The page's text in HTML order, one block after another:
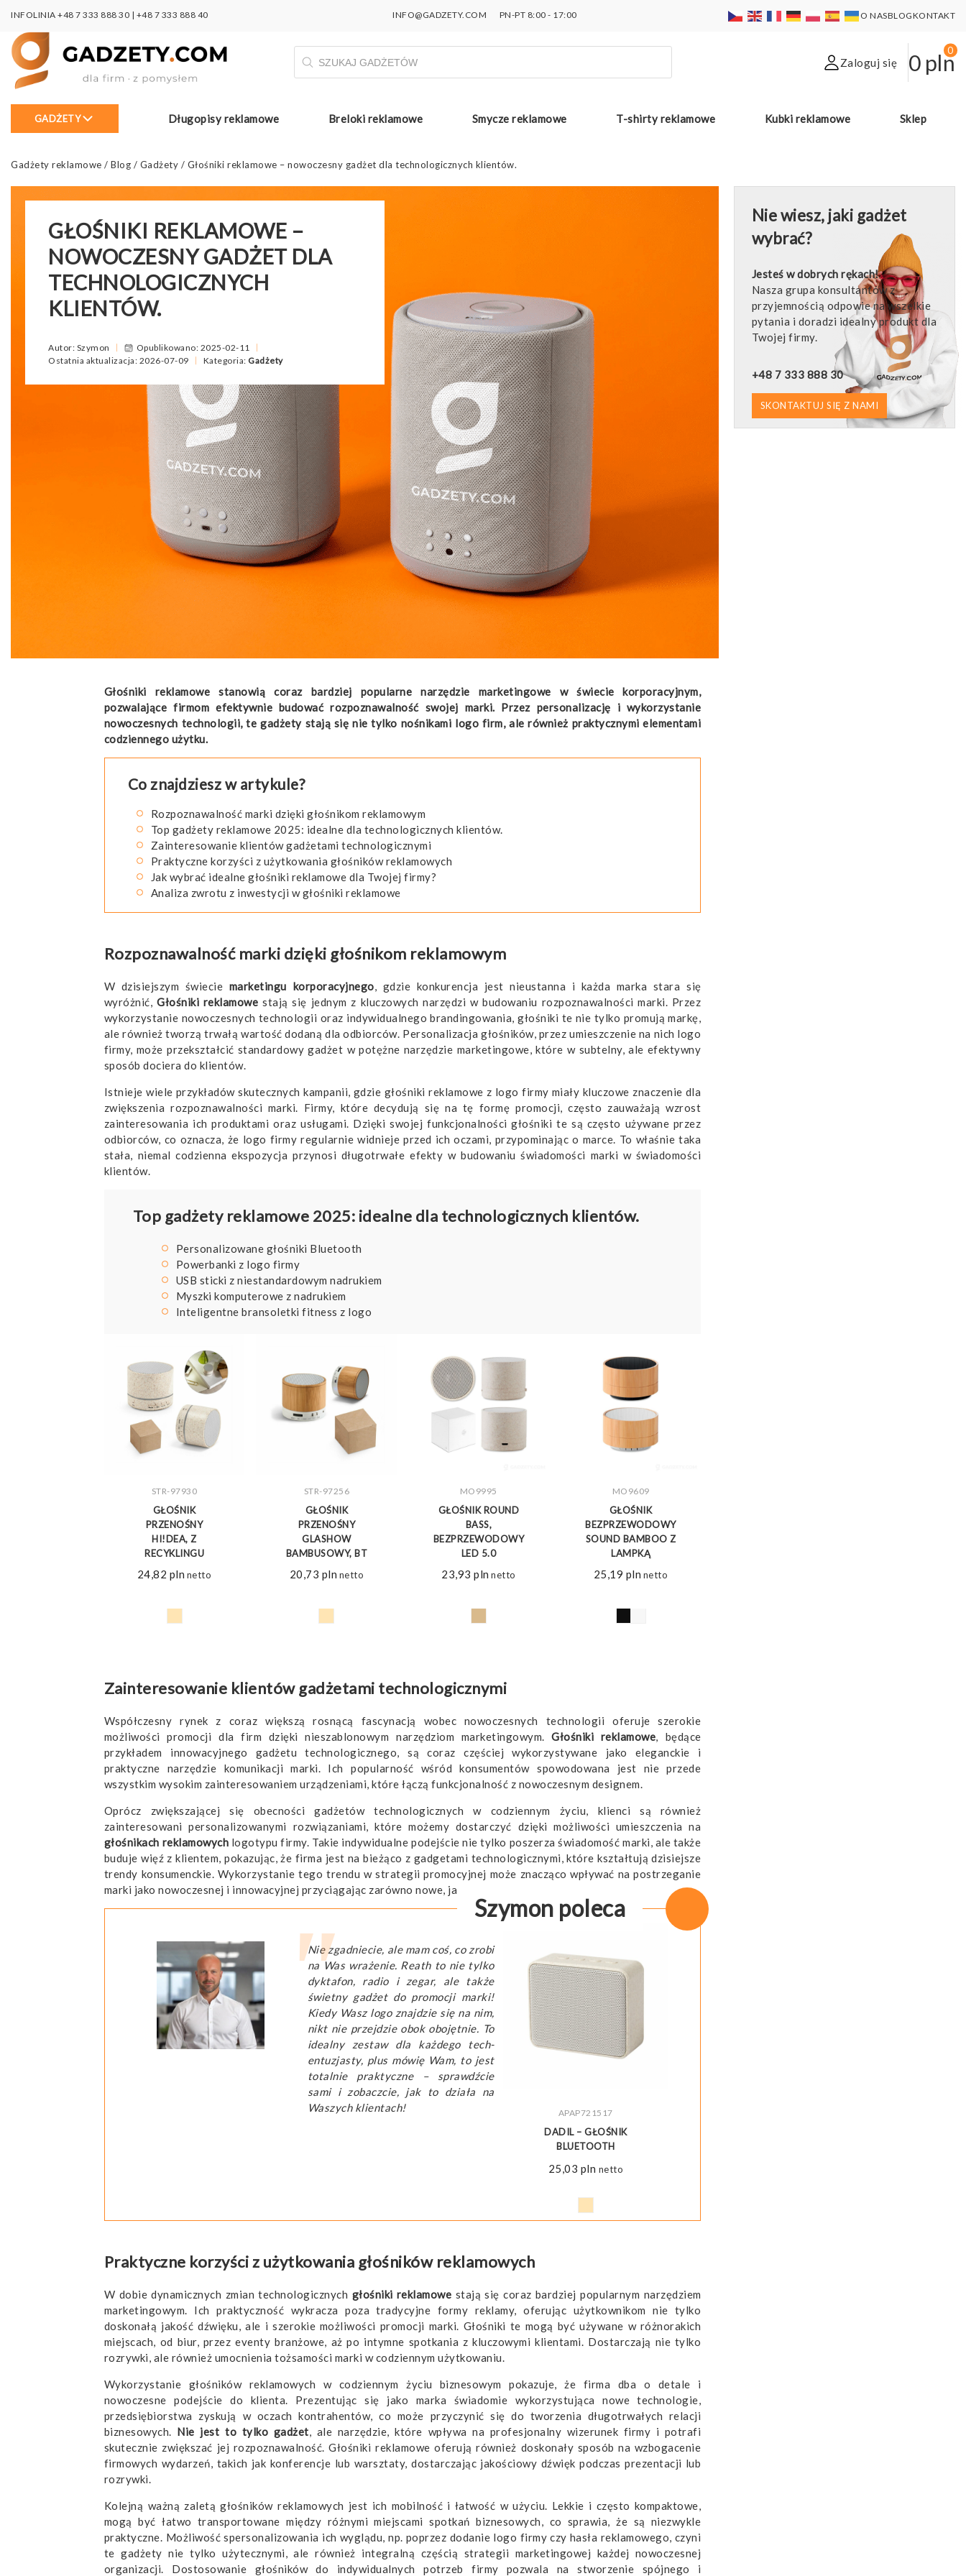
INFOLINIA +48 7 333 888 30 | +48 7 333 888 40 INFO@GADZETY.COM PN-PT 8:00 - 17:00 O NASBLOGKONTAKT
Wyszukiwarka
produktów
Zaloguj się 0 pln
0
GADŻETY Długopisy reklamowe Breloki reklamowe Smycze reklamowe T-shirty reklamowe Kubki reklamowe Sklep
Gadżety reklamowe / Blog / Gadżety / Głośniki reklamowe – nowoczesny gadżet dla technologicznych klientów.
GŁOŚNIKI REKLAMOWE –
NOWOCZESNY GADŻET DLA
TECHNOLOGICZNYCH
KLIENTÓW.
Autor: Szymon
Opublikowano: 2025-02-11
Ostatnia aktualizacja: 2026-07-09
Kategoria: Gadżety
Głośniki reklamowe stanowią coraz bardziej popularne narzędzie marketingowe w świecie korporacyjnym,
pozwalające firmom efektywnie budować rozpoznawalność swojej marki. Przez personalizację i wykorzystanie
nowoczesnych technologii, te gadżety stają się nie tylko nośnikami logo firm, ale również praktycznymi elementami
codziennego użytku.
Co znajdziesz w artykule?
Rozpoznawalność marki dzięki głośnikom reklamowym
Top gadżety reklamowe 2025: idealne dla technologicznych klientów.
Zainteresowanie klientów gadżetami technologicznymi
Praktyczne korzyści z użytkowania głośników reklamowych
Jak wybrać idealne głośniki reklamowe dla Twojej firmy?
Analiza zwrotu z inwestycji w głośniki reklamowe
Rozpoznawalność marki dzięki głośnikom reklamowym
W dzisiejszym świecie marketingu korporacyjnego, gdzie konkurencja jest nieustanna i każda marka stara się
wyróżnić,Głośniki reklamowe stają się jednym z kluczowych narzędzi w budowaniu rozpoznawalności marki. Przez
wykorzystanie nowoczesnych technologii oraz indywidualnego brandingowania, głośniki te nie tylko promują markę,
ale również tworzą trwałą wartość dodaną dla odbiorców. Personalizacja głośników, przez umieszczenie na nich logo
firmy, może przekształcić standardowy gadżet w potężne narzędzie marketingowe, które w subtelny, ale efektywny
sposób dociera do klientów.
Istnieje wiele przykładów skutecznych kampanii, gdzie głośniki reklamowe z logo firmy miały kluczowe znaczenie dla
zwiększenia rozpoznawalności marki. Firmy, które decydują się na tę formę promocji, często zauważają wzrost
zainteresowania ich produktami oraz usługami. Dzięki swojej funkcjonalności głośniki te są często używane przez
odbiorców, co oznacza, że logo firmy regularnie widnieje przed ich oczami, przypominając o marce. To właśnie taka
stała, niemal codzienna ekspozycja przynosi długotrwałe efekty w budowaniu świadomości marki w świadomości
klientów.
Top gadżety reklamowe 2025: idealne dla technologicznych klientów.
Personalizowane głośniki Bluetooth
Powerbanki z logo firmy
USB sticki z niestandardowym nadrukiem
Myszki komputerowe z nadrukiem
Inteligentne bransoletki fitness z logo
ZOBACZ WIĘCEJ
STR-97930
GŁOŚNIK
PRZENOŚNY
HI!DEA, Z
RECYKLINGU
24,82 pln netto
ZOBACZ WIĘCEJ
STR-97256
GŁOŚNIK
PRZENOŚNY
GLASHOW
BAMBUSOWY, BT
20,73 pln netto
ZOBACZ WIĘCEJ
MO9995
GŁOŚNIK ROUND
BASS,
BEZPRZEWODOWY
LED 5.0
23,93pln netto
ZOBACZ WIĘCEJ
MO9609
GŁOŚNIK
BEZPRZEWODOWY
SOUND BAMBOO Z
LAMPKĄ
25,19 pln netto
Zainteresowanie klientów gadżetami technologicznymi
Współczesny rynek z coraz większą rosnącą fascynacją wobec nowoczesnych technologii oferuje szerokie
możliwości promocji dla firm dzięki nieszablonowym narzędziom marketingowym.Głośniki reklamowe, będące
przykładem innowacyjnego gadżetu technologicznego, są coraz częściej wykorzystywane jako eleganckie i
praktyczne narzędzie komunikacji marki. Ich popularność wśród konsumentów spowodowana jest nie przede
wszystkim wysokim zainteresowaniem urządzeniami, które łączą funkcjonalność z nowoczesnym designem.
Oprócz zwiększającej się obecności gadżetów technologicznych w codziennym życiu, klienci są również
zainteresowani personalizowanymi rozwiązaniami, które możemy dostarczyć dzięki możliwości umieszczenia na
głośnikach reklamowych logotypu firmy. Takie indywidualne podejście nie tylko poszerza świadomość marki, ale także
buduje więź z klientem, pokazując, że firma jest na bieżąco z gadgetami technologicznymi, które kształtują dzisiejsze
trendy konsumenckie. Wykorzystanie tego trendu w strategii promocyjnej może znacząco wpływać na postrzeganie
marki jako nowoczesnej i innowacyjnej przyciągając zarówno nowe, jak i lojalne grupy klientów.
Szymon poleca
Nie zgadniecie, ale mam coś, co zrobi
na Was wrażenie. Reath to nie tylko
dyktafon, radio i zegar, ale także
świetny gadżet do promocji marki!
Kiedy Wasz logo znajdzie się na nim,
nikt nie przejdzie obok obojętnie. To
idealny zestaw dla każdego tech-
entuzjasty, plus mówię Wam, to jest
totalnie praktyczne – sprawdźcie
sami i zobaczcie, jak to działa na
Waszych klientach!
ZOBACZ WIĘCEJ
APAP721517
DADIL – GŁOŚNIK
BLUETOOTH
25,03 pln netto
Praktyczne korzyści z użytkowania głośników reklamowych
W dobie dynamicznych zmian technologicznych głośniki reklamowe stają się coraz bardziej popularnym narzędziem
marketingowym. Ich praktyczność wykracza poza tradycyjne formy reklamy, oferując użytkownikom nie tylko
doskonałą jakość dźwięku, ale i szerokie możliwości promocji marki. Głośniki te mogą być używane w różnorakich
miejscach, od biur, przez eventy branżowe, aż po intymne spotkania z kluczowymi klientami. Dostarczają nie tylko
rozrywki, ale również umocnienia tożsamości marki w codziennym użytkowaniu.
Wykorzystanie głośników reklamowych w codziennym życiu biznesowym pokazuje, że firma dba o detale i
nowoczesne podejście do klienta. Prezentując się jako marka świadomie wykorzystująca nowe technologie,
przedsiębiorstwa zyskują w oczach kontrahentów, co może przyczynić się do tworzenia długotrwałych relacji
biznesowych. Nie jest to tylko gadżet, ale narzędzie, które wpływa na profesjonalny wizerunek firmy i potrafi
skutecznie zwiększać jej rozpoznawalność. Głośniki reklamowe oferują również doskonały sposób na wzbogacenie
firmowych wydarzeń, takich jak konferencje lub warsztaty, dostarczając jakościowy dźwięk podczas prezentacji lub
rozrywki.
Kolejną ważną zaletą głośników reklamowych jest ich mobilność i łatwość w użyciu. Lekkie i często kompaktowe,
mogą być łatwo transportowane między różnymi miejscami spotkań biznesowych, co sprawia, że są niezwykle
praktyczne. Możliwość spersonalizowania ich wyglądu, np. poprzez dodanie logo firmy czy hasła reklamowego, czyni
te gadżety nie tylko użytecznymi, ale również integralną częścią strategii marketingowej każdej nowoczesnej
organizacji. Dostosowanie głośników do indywidualnych potrzeb firmy pozwala na stworzenie spójnego i
Nie wiesz, jaki gadżet
wybrać?
Jesteś w dobrych rękach!
Nasza grupa konsultantów z
przyjemnością odpowie na wszelkie
pytania i doradzi idealny produkt dla
Twojej firmy.
+48 7 333 888 30
SKONTAKTUJ SIĘ Z NAMI